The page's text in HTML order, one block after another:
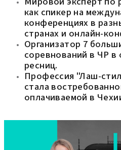
как спикер на
конференциях в
странах и онлайн-
Организатор 7
соревнований в ЧР в
ресниц.
Профессия "Лаш-
стала
оплачиваемой в